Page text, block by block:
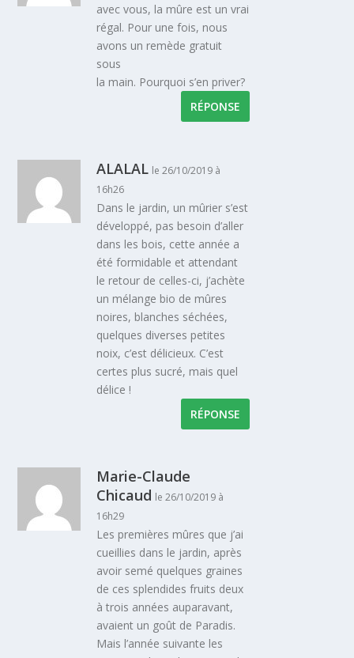
avec vous, la mûre est un vrai
régal. Pour une fois, nous
avons un remède gratuit
sous
la main. Pourquoi s’en priver?
RÉPONSE
ALALAL le 26/10/2019 à
16h26
Dans le jardin, un mûrier s’est
développé, pas besoin d’aller
dans les bois, cette année a
été formidable et attendant
le retour de celles-ci, j’achète
un mélange bio de mûres
noires, blanches séchées,
quelques diverses petites
noix, c’est délicieux. C’est
certes plus sucré, mais quel
délice !
RÉPONSE
Marie-Claude
Chicaud le 26/10/2019 à
16h29
Les premières mûres que j’ai
cueillies dans le jardin, après
avoir semé quelques graines
de ces splendides fruits deux
à trois années auparavant,
avaient un goût de Paradis.
Mais l’année suivante les